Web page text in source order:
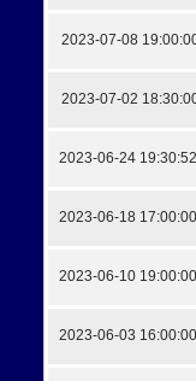
2023-07-08
2023-07-02
2023-06-24 19:30:52
2023-06-18 17:00:00
2023-06-10 19:00:00
2023-06-03 16:00:00